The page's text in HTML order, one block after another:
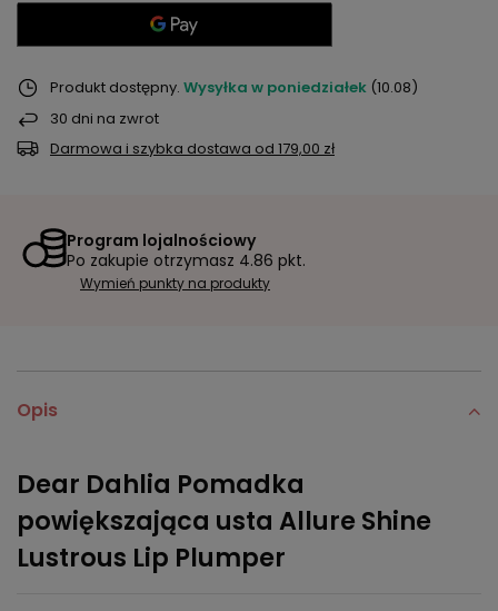
Produkt dostępny Wysyłka w poniedziałek (10.08)
30 dni na zwrot
Darmowa i szybka dostawa od 179,00 zł
Program lojalnościowy
Po zakupie otrzymasz 4.86 pkt.
Wymień punkty na produkty
Opis
Dear Dahlia Pomadka
powiększająca usta Allure Shine
Lustrous Lip Plumper